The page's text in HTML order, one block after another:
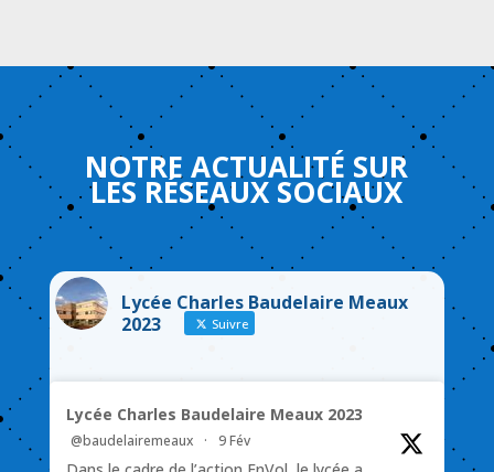
NOTREACTUALITÉ SUR
LES RÉSEAUX SOCIAUX
Lycée Charles Baudelaire Meaux
2023
Suivre
Lycée Charles Baudelaire Meaux 2023
@baudelairemeaux · 9 Fév